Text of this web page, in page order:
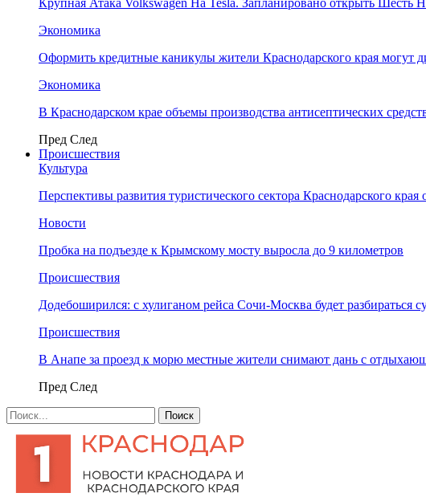
Крупная Атака Volkswagen На Tesla. Запланировано открыть Шесть
Экономика
Оформить кредитные каникулы жители Краснодарского края могут
Экономика
В Краснодарском крае объемы производства антисептических
Пред След
Происшествия
Культура
Перспективы развития туристического сектора Краснодарского
Новости
Пробка на подъезде к Крымскому мосту выросла до 9 километров
Происшествия
Додебоширился: с хулиганом рейса Сочи-Москва будет разбираться
Происшествия
В Анапе за проезд к морю местные жители снимают дань с
Пред След